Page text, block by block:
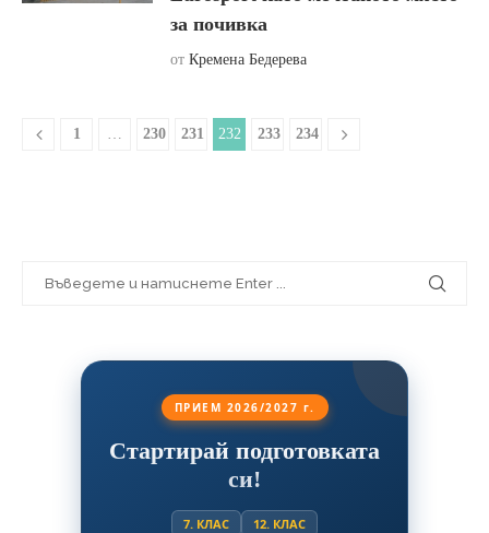
за почивка
от Кремена Бедерева
1 230 231 232 233 234
ПРИЕМ 2026/2027 г.
Стартирай подготовката
си!
7. КЛАС 12. КЛАС